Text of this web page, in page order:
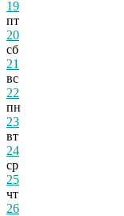
19
пт
20
сб
21
вс
22
пн
23
вт
24
ср
25
чт
26